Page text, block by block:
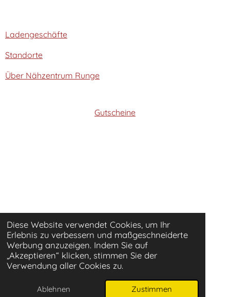
Diese Website verwendet Cookies, um Ihr
Erlebnis zu verbessern und maßgeschneiderte
Werbung anzuzeigen. Indem Sie auf
„Akzeptieren“ klicken, stimmen Sie der
Verwendung aller Cookies zu.
Ablehnen Zustimmen
Ladengeschäfte
Standorte
Über Nähzentrum Runge
Gutscheine